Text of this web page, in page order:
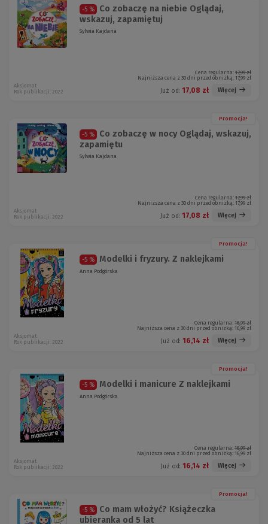
-5 %
Co zobaczę na niebie Oglądaj,
wskazuj, zapamiętuj
Sylwia Kajdana
Cena regularna: 17,99 zł
Najniższa cena z 30 dni przed obniżką: 17,99 zł
Już od: 17,08 zł Więcej
Aksjomat
Rok publikacji: 2022
Promocja!
-5 %
Co zobaczę w nocy Oglądaj, wskazuj,
zapamiętu
Sylwia Kajdana
Cena regularna: 17,99 zł
Najniższa cena z 30 dni przed obniżką: 17,99 zł
Już od: 17,08 zł Więcej
Aksjomat
Rok publikacji: 2022
Promocja!
-5 % Modelki i fryzury. Z naklejkami
Anna Podgórska
Cena regularna: 16,99 zł
Najniższa cena z 30 dni przed obniżką: 16,99 zł
Już od: 16,14 zł Więcej
Aksjomat
Rok publikacji: 2022
Promocja!
-5 % Modelki i manicure Z naklejkami
Anna Podgórska
Cena regularna: 16,99 zł
Najniższa cena z 30 dni przed obniżką: 16,99 zł
Już od: 16,14 zł Więcej
Aksjomat
Rok publikacji: 2022
Promocja!
-5 %
Co mam włożyć? Książeczka
ubieranka od 5 lat